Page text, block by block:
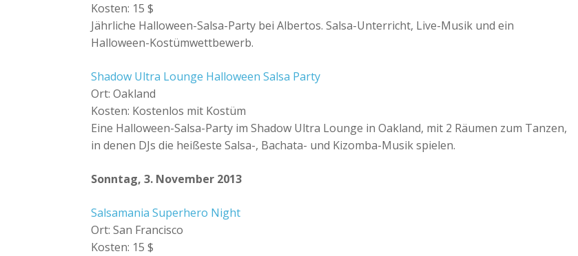
Kosten: 15 $
Jährliche Halloween-Salsa-Party bei Albertos. Salsa-Unterricht, Live-Musik und ein
Halloween-Kostümwettbewerb.
Shadow Ultra Lounge Halloween Salsa Party
Ort: Oakland
Kosten: Kostenlos mit Kostüm
Eine Halloween-Salsa-Party im Shadow Ultra Lounge in Oakland, mit 2 Räumen zum Tanzen,
in denen DJs die heißeste Salsa-, Bachata- und Kizomba-Musik spielen.
Sonntag, 3. November 2013
Salsamania Superhero Night
Ort: San Francisco
Kosten: 15 $